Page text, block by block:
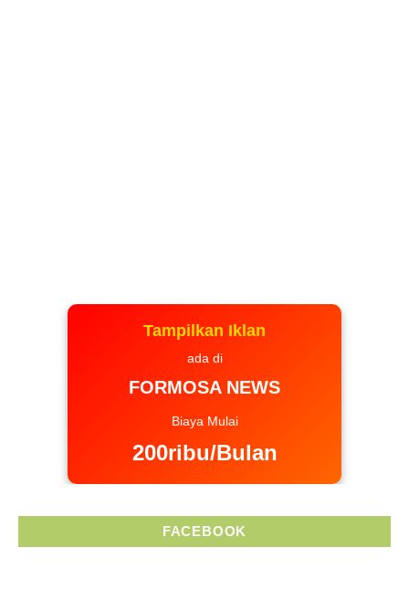
Tampilkan Iklan
ada di
FORMOSA NEWS
Biaya Mulai
200ribu/Bulan
FACEBOOK